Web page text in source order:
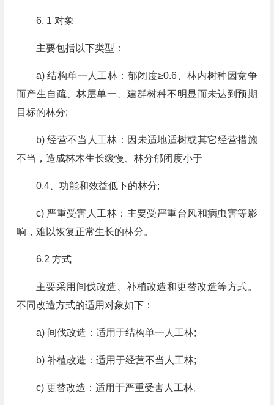
6. 1 对象
主要包括以下类型：
a) 结构单一人工林：郁闭度≥0.6、林内树种因竞争
而产生自疏、林层单一、建群树种不明显而未达到预期
目标的林分;
b) 经营不当人工林：因未适地适树或其它经营措施
不当，造成林木生长缓慢、林分郁闭度小于
0.4、功能和效益低下的林分;
c) 严重受害人工林：主要受严重台风和病虫害等影
响，难以恢复正常生长的林分。
6.2 方式
主要采用间伐改造、补植改造和更替改造等方式。
不同改造方式的适用对象如下：
a) 间伐改造：适用于结构单一人工林;
b) 补植改造：适用于经营不当人工林;
c) 更替改造：适用于严重受害人工林。